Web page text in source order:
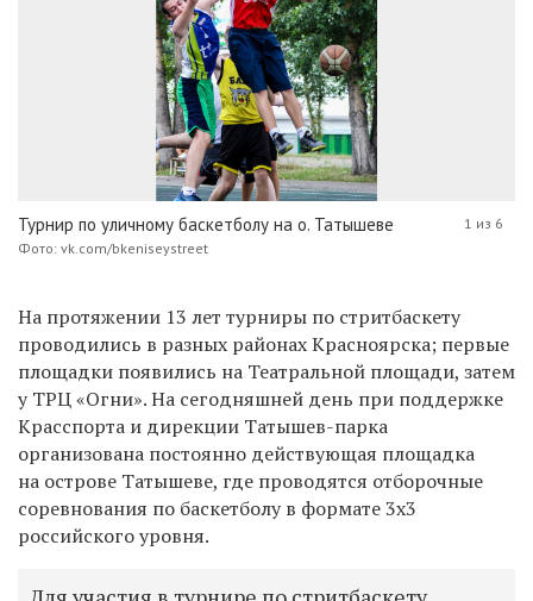
Турнир по уличному баскетболу на о. Татышеве
Фото: vk.com/bkeniseystreet
1 из 6
На протяжении 13 лет турниры по стритбаскету
проводились в разных районах Красноярска; первые
площадки появились на Театральной площади, затем
у ТРЦ «Огни». На сегодняшней день при поддержке
Красспорта и дирекции Татышев-парка
организована постоянно действующая площадка
на острове Татышеве, где проводятся отборочные
соревнования по баскетболу в формате 3x3
российского уровня.